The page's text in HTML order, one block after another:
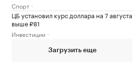
Спорт
ЦБ установил курс доллара на 7 августа
выше ₽81
Инвестиции
Загрузить еще